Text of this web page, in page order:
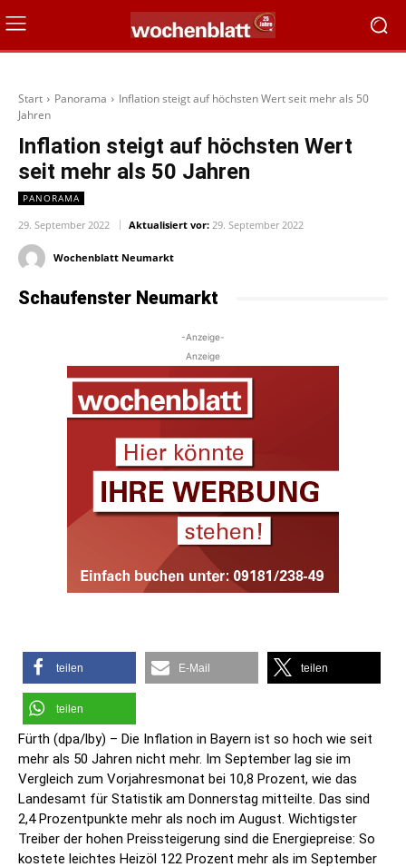
Start Panorama
Inflation steigt auf höchsten Wert seit mehr als 50
Jahren
Inflation steigt auf höchsten Wert
seit mehr als 50 Jahren
PANORAMA
29. September 2022 Aktualisiert vor: 29. September 2022
Wochenblatt Neumarkt
Schaufenster Neumarkt
-Anzeige-
Anzeige
teilen E-Mail teilen
teilen
Fürth (dpa/lby) – Die Inflation in Bayern ist so hoch wie seit
mehr als 50 Jahren nicht mehr. Im September lag sie im
Vergleich zum Vorjahresmonat bei 10,8 Prozent, wie das
Landesamt für Statistik am Donnerstag mitteilte. Das sind
2,4 Prozentpunkte mehr als noch im August. Wichtigster
Treiber der hohen Preissteigerung sind die Energiepreise: So
kostete leichtes Heizöl 122 Prozent mehr als im September